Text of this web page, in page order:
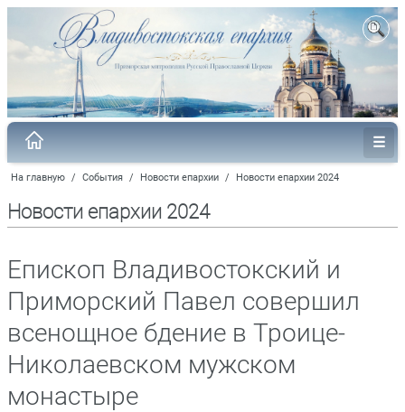
На главную / События / Новости епархии / Новости епархии 2024
Новости епархии 2024
Епископ Владивостокский и
Приморский Павел совершил
всенощное бдение в Троице-
Николаевском мужском
монастыре